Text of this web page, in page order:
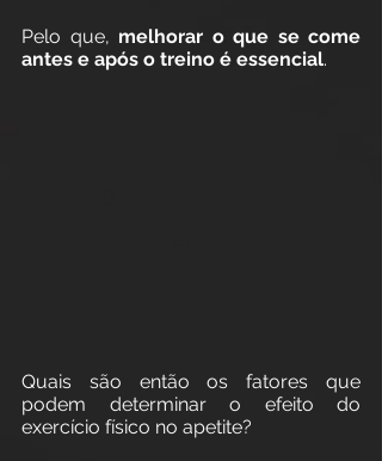
Pelo que, melhorar o que se come
antes e após o treino é essencial.
Quais são então os fatores que
podem determinar o efeito do
exercício físico no apetite?